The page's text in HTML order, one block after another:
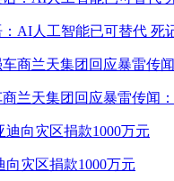
AI人工智能已可替代 死
兰天集团回应暴雷传闻
灾区捐款1000万元